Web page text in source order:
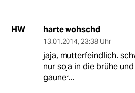
HW harte wohschd
13.01.2014, 23:38 Uhr
jaja, mutterfeindlich.
nur soja in die brühe
gauner...